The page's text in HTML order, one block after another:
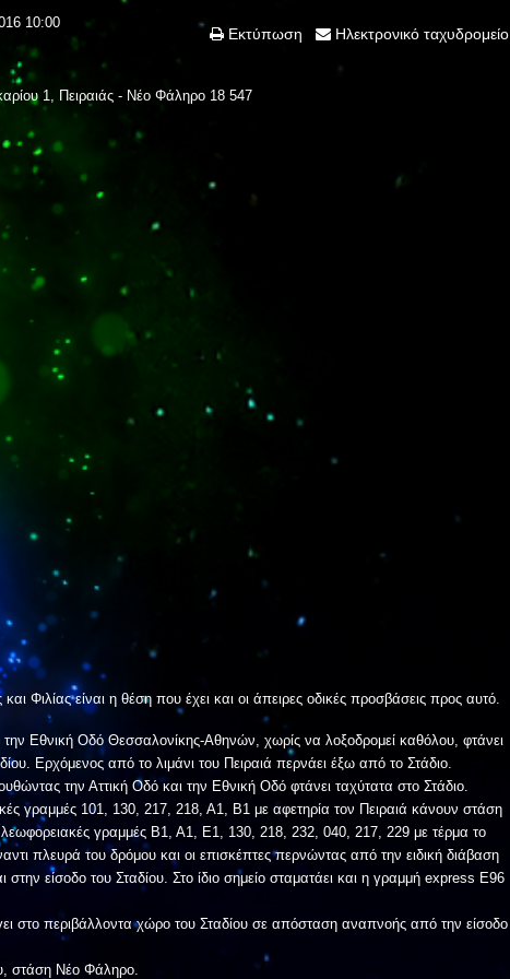
Εκτύπωση Ηλεκτρονικό ταχυδρομείο
10:00
1, Πειραιάς - Νέο Φάληρο 18 547
Φιλίας είναι η θέση που έχει και οι άπειρες οδικές προσβάσεις προς αυτό.
Εθνική Οδό Θεσσαλονίκης-Αθηνών, χωρίς να λοξοδρομεί καθόλου, φτάνει
Ερχόμενος από το λιμάνι του Πειραιά περνάει έξω από το Στάδιο.
την Αττική Οδό και την Εθνική Οδό φτάνει ταχύτατα στο Στάδιο.
γραμμές 101, 130, 217, 218, Α1, Β1 με αφετηρία τον Πειραιά κάνουν στάση
γραμμές Β1, Α1, Ε1, 130, 218, 232, 040, 217, 229 με τέρμα το
πλευρά του δρόμου και οι επισκέπτες περνώντας από την ειδική διάβαση
είσοδο του Σταδίου. Στο ίδιο σημείο σταματάει και η γραμμή express Ε96
στο περιβάλλοντα χώρο του Σταδίου σε απόσταση αναπνοής από την είσοδο
στάση Νέο Φάληρο.